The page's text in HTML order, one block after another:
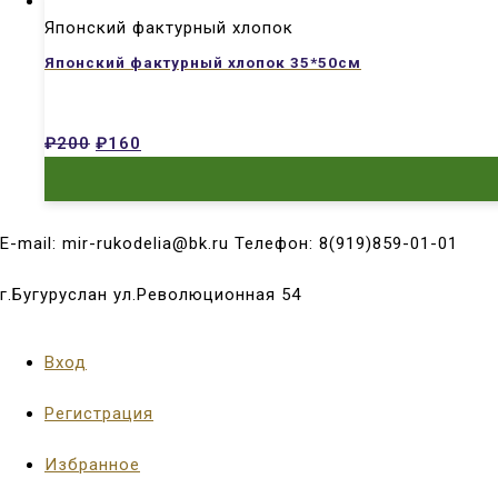
Японский фактурный хлопок
Японский фактурный хлопок 35*50см
₽200 ₽160
E-mail: mir-rukodelia@bk.ru Телефон: 8(919)859-01-01
г.Бугуруслан ул.Революционная 54
Вход
Регистрация
Избранное